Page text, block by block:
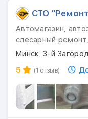
СТО
Автомагазин,
слесарный
Минск, 3-й
5
(1 отзыв)